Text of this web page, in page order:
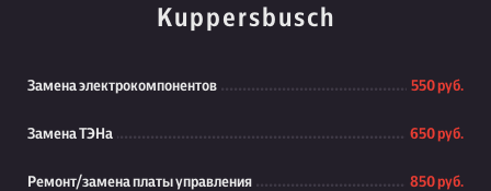
Kuppersbusch
Замена электрокомпонентов 550 руб.
Замена ТЭНа 650 руб.
Ремонт/замена платы управления 850 руб.